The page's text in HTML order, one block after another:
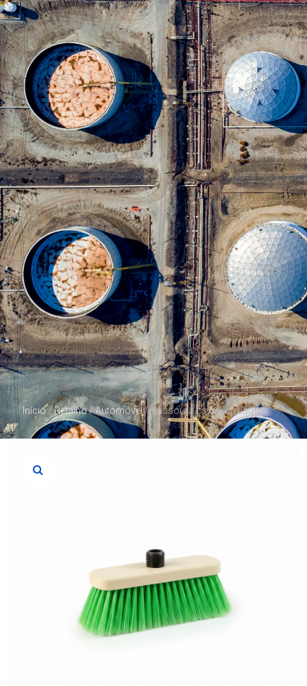
Início/Retalho/Automóvel/ Vassoura Lava Carruagem